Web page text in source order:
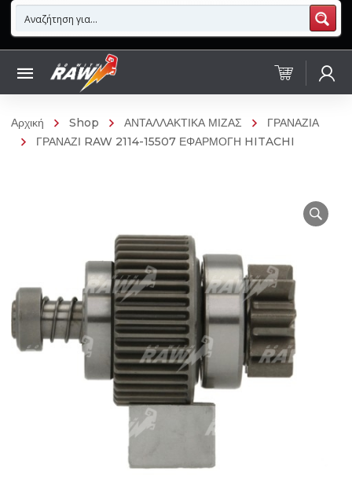
Αρχική Shop ΑΝΤΑΛΛΑΚΤΙΚΑ ΜΙΖΑΣ
ΓΡΑΝΑΖΙΑ
ΓΡΑΝΑΖΙ RAW 2114-15507 ΕΦΑΡΜΟΓΗ HITACHI